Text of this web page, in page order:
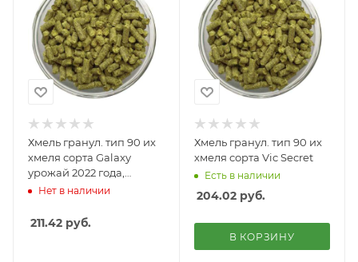
Хмель гранул. тип 90 их
хмеля сорта Galaxy
урожай 2022 года,
5кг,альфа-кислота - 13,9%
Нет в наличии
211.42 руб.
Хмель гранул. тип 90 их
хмеля сорта Vic Secret
Есть в наличии
204.02руб.
В КОРЗИНУ